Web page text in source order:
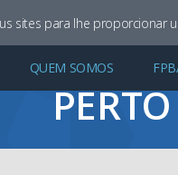
sites para lhe proporcionar
QUEM SOMOS